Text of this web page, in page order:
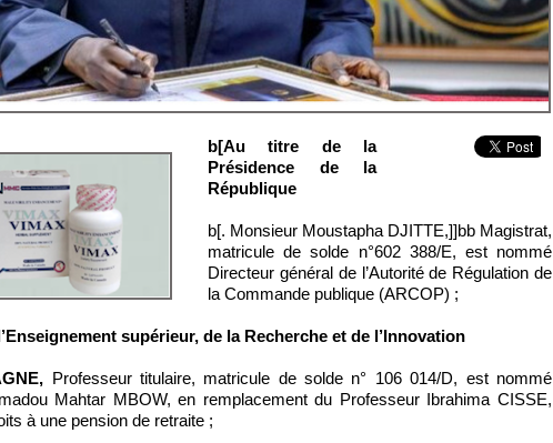
b[Au titre de la
Présidence de la
République
b[. Monsieur Moustapha DJITTE,]]bb Magistrat,
matricule de solde n°602 388/E, est nommé
Directeur général de l’Autorité de Régulation de
la Commande publique (ARCOP) ;
supérieur, de la Recherche et de l’Innovation
Professeur titulaire, matricule de solde n° 106 014/D, est nommé
Mahtar MBOW, en remplacement du Professeur Ibrahima CISSE,
à une pension de retraite ;